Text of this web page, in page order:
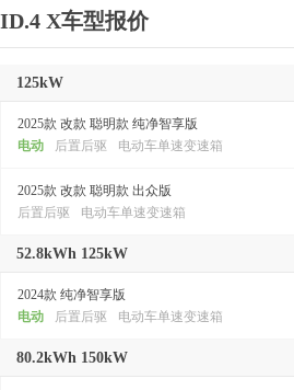
ID.4 X车型报价
125kW
2025款 改款 聪明款 纯净智享版
电动
后置后驱 电动车单速变速箱
2025款 改款 聪明款 出众版
后置后驱
电动车单速变速箱
52.8kWh 125kW
2024款 纯净智享版
电动
后置后驱 电动车单速变速箱
80.2kWh 150kW